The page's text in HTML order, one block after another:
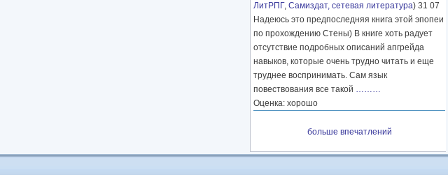
ЛитРПГ, Самиздат, сетевая литература) 31 07
Надеюсь это предпоследняя книга этой эпопеи
по прохождению Стены) В книге хоть радует
отсутствие подробных описаний апгрейда
навыков, которые очень трудно читать и еще
труднее воспринимать. Сам язык
повествования все такой ………
Оценка: хорошо
больше впечатлений